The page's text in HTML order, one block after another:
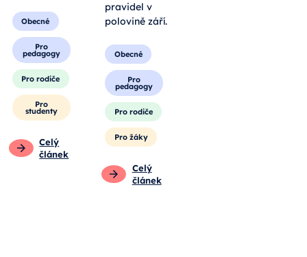
Obecné
Pro
pedagogy
Pro rodiče
Pro
studenty
Celý
článek
pravidel v
polovině září.
Obecné
Pro
pedagogy
Pro rodiče
Pro žáky
Celý
článek